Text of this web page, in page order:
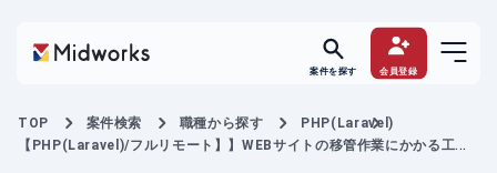
案件を探す 会員登録
TOP 案件検索 職種から探す
PHP(Laravel)
【PHP(Laravel)/フルリモート】】WEBサイトの移管作業にかかる工数